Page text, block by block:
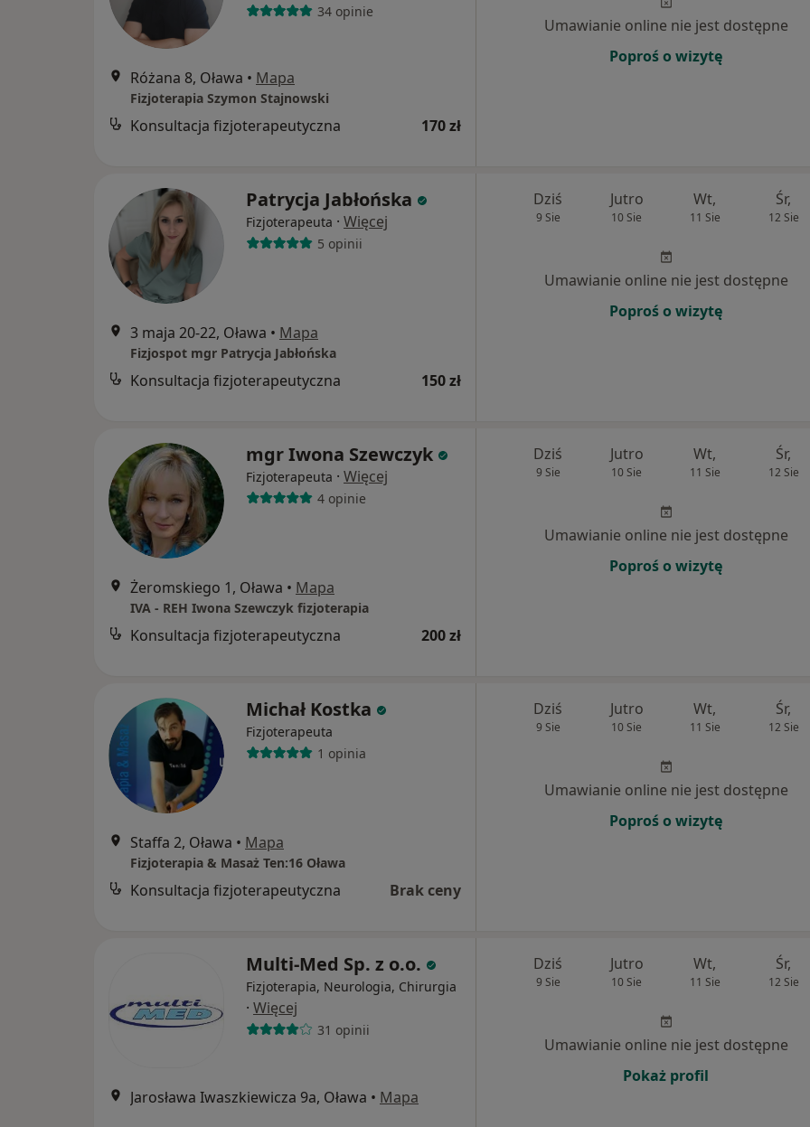
34 opinie
Różana 8, Oława • Mapa
Fizjoterapia Szymon Stajnowski
Konsultacja fizjoterapeutyczna 170 zł
Umawianie online nie jest dostępne
Poproś o wizytę
Patrycja Jabłońska
Fizjoterapeuta · Więcej
5 opinii
3 maja 20-22, Oława • Mapa
Fizjospot mgr Patrycja Jabłońska
Konsultacja fizjoterapeutyczna 150 zł
Dziś
9 Sie
Jutro
10 Sie
Wt,
11 Sie
Śr,
12 Sie
Umawianie online nie jest dostępne
Poproś o wizytę
mgr Iwona Szewczyk
Fizjoterapeuta · Więcej
4 opinie
Żeromskiego 1, Oława • Mapa
IVA - REH Iwona Szewczyk fizjoterapia
Konsultacja fizjoterapeutyczna 200 zł
Dziś
9 Sie
Jutro
10 Sie
Wt,
11 Sie
Śr,
12 Sie
Umawianie online nie jest dostępne
Poproś o wizytę
Michał Kostka
Fizjoterapeuta
1 opinia
Staffa 2, Oława • Mapa
Fizjoterapia & Masaż Ten:16 Oława
Konsultacja fizjoterapeutyczna Brak ceny
Dziś
9 Sie
Jutro
10 Sie
Wt,
11 Sie
Śr,
12 Sie
Umawianie online nie jest dostępne
Poproś o wizytę
Multi-Med Sp. z o.o.
Fizjoterapia, Neurologia, Chirurgia
· Więcej
31 opinii
Jarosława Iwaszkiewicza 9a, Oława • Mapa
Dziś
9 Sie
Jutro
10 Sie
Wt,
11 Sie
Śr,
12 Sie
Umawianie online nie jest dostępne
Pokaż profil